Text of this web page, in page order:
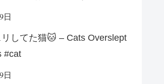
日
リしてた猫🐱 – Cats Overslept
#cat
日